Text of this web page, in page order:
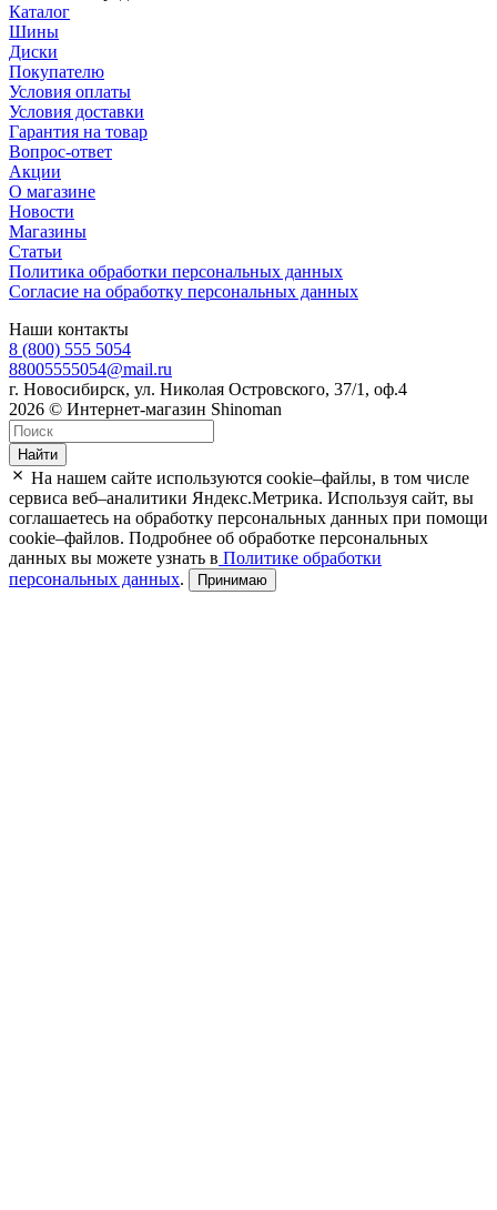
Каталог
Шины
Диски
Покупателю
Условия оплаты
Условия доставки
Гарантия на товар
Вопрос-ответ
Акции
О магазине
Новости
Магазины
Статьи
Политика обработки персональных данных
Согласие на обработку персональных данных
Наши контакты
8 (800) 555 5054
88005555054@mail.ru
г. Новосибирск, ул. Николая Островского, 37/1, оф.4
2026 © Интернет-магазин Shinoman
Найти
На нашем сайте используются cookie–файлы, в том числе
сервиса веб–аналитики Яндекс.Метрика. Используя сайт, вы
соглашаетесь на обработку персональных данных при помощи
cookie–файлов. Подробнее об обработке персональных
данных вы можете узнать в Политике обработки
персональных данных. Принимаю